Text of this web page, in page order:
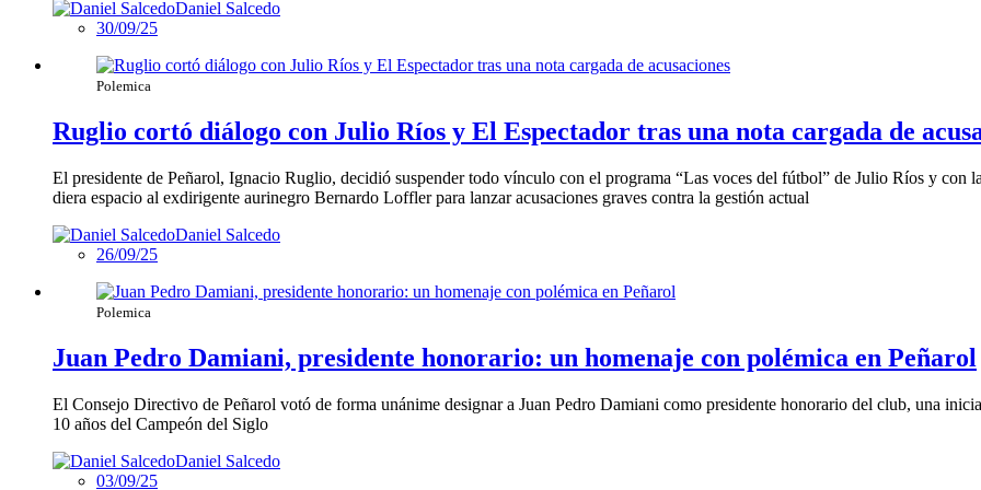
Daniel Salcedo
30/09/25
Polemica
Ruglio cortó diálogo con Julio Ríos y El Espectador tras una nota cargada de
El presidente de Peñarol, Ignacio Ruglio, decidió suspender todo vínculo con el programa “Las voces del fútbol” de Julio Ríos y con
diera espacio al exdirigente aurinegro Bernardo Loffler para lanzar acusaciones graves contra la gestión actual
Daniel Salcedo
26/09/25
Polemica
Juan Pedro Damiani, presidente honorario: un homenaje con polémica en Peñarol
El Consejo Directivo de Peñarol votó de forma unánime designar a Juan Pedro Damiani como presidente honorario del club, una
10 años del Campeón del Siglo
Daniel Salcedo
03/09/25